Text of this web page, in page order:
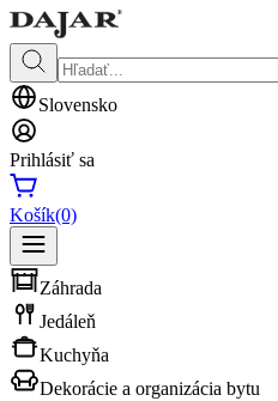
Slovensko
Prihlásiť sa
Košík(0)
Záhrada
Jedáleň
Kuchyňa
Dekorácie a organizácia bytu